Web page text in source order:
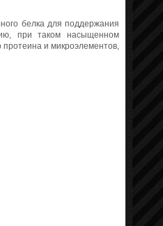
белка для поддержания
при таком насыщенном
протеина и микроэлементов,